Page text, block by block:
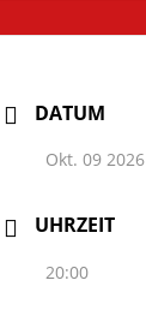
DATUM
Okt. 09 2026
UHRZEIT
20:00